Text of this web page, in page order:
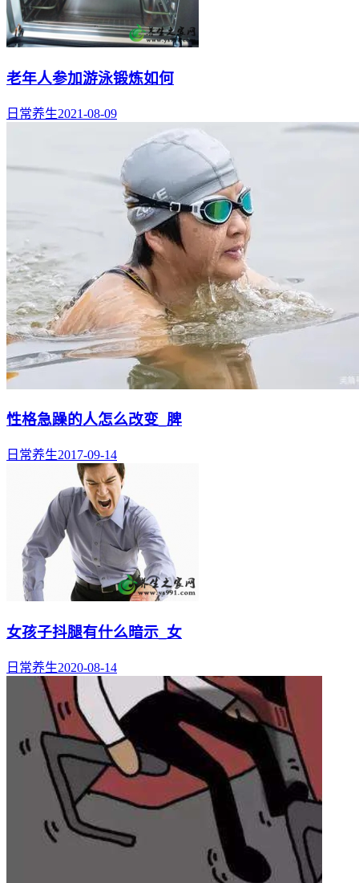
老年人参加游泳锻炼如何
日常养生2021-08-09
性格急躁的人怎么改变_脾
日常养生2017-09-14
女孩子抖腿有什么暗示_女
日常养生2020-08-14